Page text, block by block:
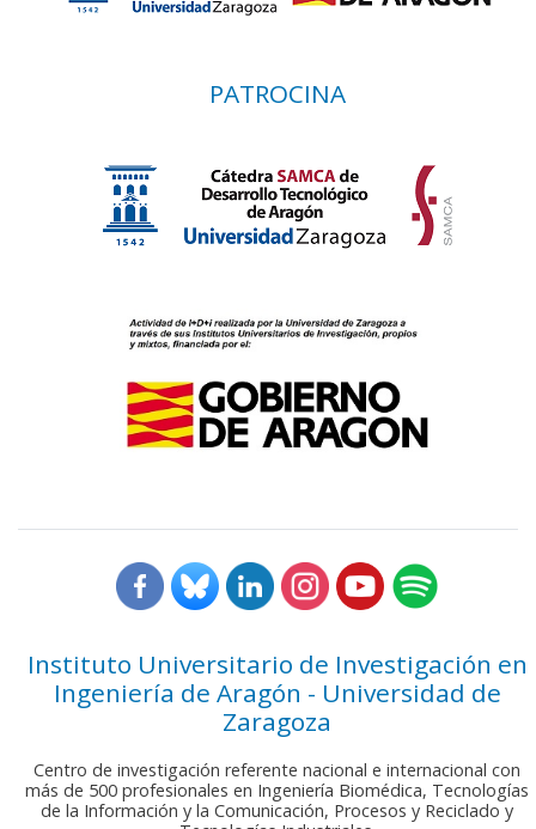
PATROCINA
Instituto Universitario de Investigación en
Ingeniería de Aragón - Universidad de
Zaragoza
Centro de investigación referente nacional e internacional con
más de 500 profesionales en Ingeniería Biomédica, Tecnologías
de la Información y la Comunicación, Procesos y Reciclado y